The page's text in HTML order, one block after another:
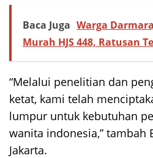
Baca Juga Warga
Murah HJS 448, Ratusan
“Melalui penelitian dan
ketat, kami telah
lumpur untuk kebutuhan
wanita indonesia,” tambah
Jakarta.